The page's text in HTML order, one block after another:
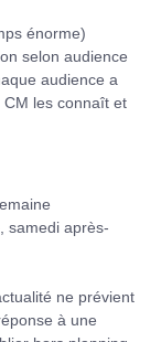
énorme)
selon audience
audience a
les connaît et
samedi après-
ne prévient
à une